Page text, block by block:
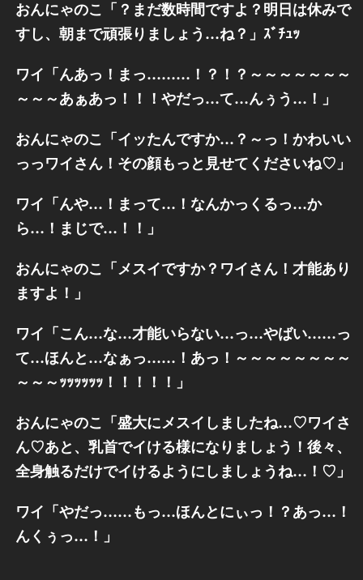
おんにゃのこ「？まだ数時間ですよ？明日は休みで
すし、朝まで頑張りましょう…ね？」ｽﾞﾁｭｯ
ワイ「んあっ！まっ………！？！？～～～～～～～
～～～あぁあっ！！！やだっ…て…んぅう…！」
おんにゃのこ「イッたんですか…？～っ！かわいい
っっワイさん！その顔もっと見せてくださいね♡」
ワイ「んや…！まって…！なんかっくるっ…か
ら…！まじで…！！」
おんにゃのこ「メスイですか？ワイさん！才能あり
ますよ！」
ワイ「こん…な…才能いらない…っ…やばい……っ
て…ほんと…なぁっ……！あっ！～～～～～～～～
～～～ｯｯｯｯｯｯ！！！！！」
おんにゃのこ「盛大にメスイしましたね…♡ワイさ
ん♡あと、乳首でイける様になりましょう！後々、
全身触るだけでイけるようにしましょうね…！♡」
ワイ「やだっ……もっ…ほんとにぃっ！？あっ…！
んくぅっ…！」